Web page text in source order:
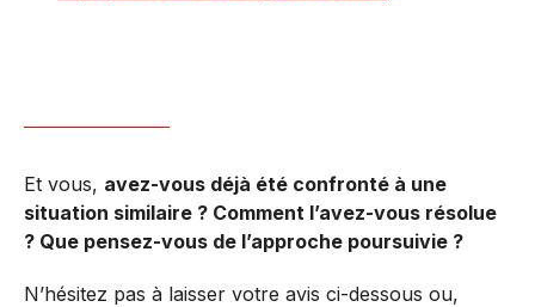
Et vous, avez-vous déjà été confronté à une
situation similaire ? Comment l’avez-vous résolue
? Que pensez-vous de l’approche poursuivie ?
N’hésitez pas à laisser votre avis ci-dessous ou,